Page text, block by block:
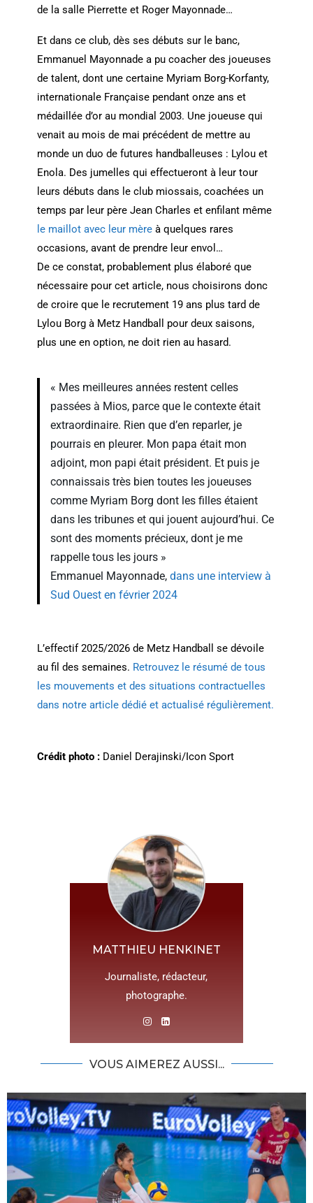
de la salle Pierrette et Roger Mayonnade…
Et dans ce club, dès ses débuts sur le banc,
Emmanuel Mayonnade a pu coacher des joueuses
de talent, dont une certaine Myriam Borg-Korfanty,
internationale Française pendant onze ans et
médaillée d’or au mondial 2003. Une joueuse qui
venait au mois de mai précédent de mettre au
monde un duo de futures handballeuses : Lylou et
Enola. Des jumelles qui effectueront à leur tour
leurs débuts dans le club miossais, coachées un
temps par leur père Jean Charles et enfilant même
le maillot avec leur mère à quelques rares
occasions, avant de prendre leur envol…
De ce constat, probablement plus élaboré que
nécessaire pour cet article, nous choisirons donc
de croire que le recrutement 19 ans plus tard de
Lylou Borg à Metz Handball pour deux saisons,
plus une en option, ne doit rien au hasard.
« Mes meilleures années restent celles
passées à Mios, parce que le contexte était
extraordinaire. Rien que d’en reparler, je
pourrais en pleurer. Mon papa était mon
adjoint, mon papi était président. Et puis je
connaissais très bien toutes les joueuses
comme Myriam Borg dont les filles étaient
dans les tribunes et qui jouent aujourd’hui. Ce
sont des moments précieux, dont je me
rappelle tous les jours »
Emmanuel Mayonnade, dans une interview à
Sud Ouest en février 2024
L’effectif 2025/2026 de Metz Handball se dévoile
au fil des semaines. Retrouvez le résumé de tous
les mouvements et des situations contractuelles
dans notre article dédié et actualisé régulièrement.
Crédit photo :Daniel Derajinski/Icon Sport
MATTHIEU HENKINET
Journaliste, rédacteur,
photographe.
VOUS AIMEREZ AUSSI...